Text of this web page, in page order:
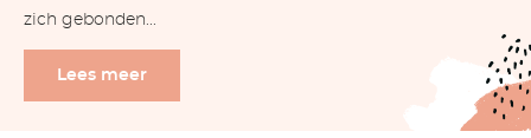
zich gebonden...
Lees meer